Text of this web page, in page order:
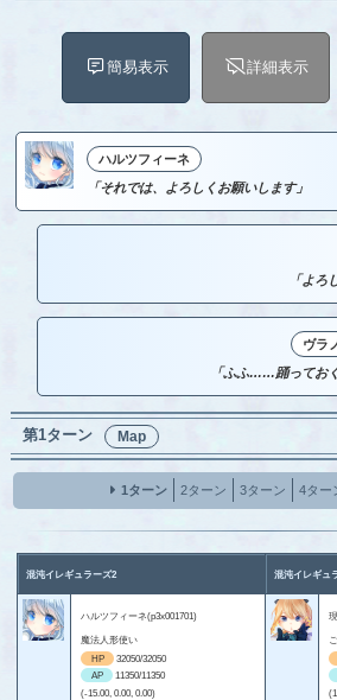
簡易表示 詳細表示
ハルツフィーネ
「それでは、よろしくお願いします」
「よろ
ヴラ
「ふふ……踊ってお
第1ターン Map
1ターン 2ターン 3ターン 4ター
混沌イレギュラーズ2 混沌イレギュ
ハルツフィーネ(p3x001701)
魔法人形使い
HP
32050/32050
AP
11350/11350
(-15.00, 0.00, 0.00)